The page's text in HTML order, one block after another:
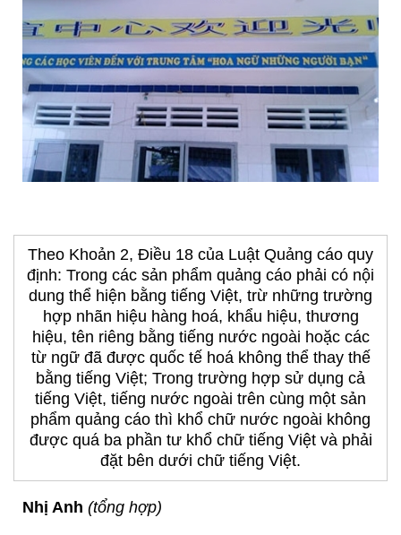
Theo Khoản 2, Điều 18 của Luật Quảng cáo quy
định: Trong các sản phẩm quảng cáo phải có nội
dung thể hiện bằng tiếng Việt, trừ những trường
hợp nhãn hiệu hàng hoá, khẩu hiệu, thương
hiệu, tên riêng bằng tiếng nước ngoài hoặc các
từ ngữ đã được quốc tế hoá không thể thay thế
bằng tiếng Việt; Trong trường hợp sử dụng cả
tiếng Việt, tiếng nước ngoài trên cùng một sản
phẩm quảng cáo thì khổ chữ nước ngoài không
được quá ba phần tư khổ chữ tiếng Việt và phải
đặt bên dưới chữ tiếng Việt.
Nhị Anh (tổng hợp)